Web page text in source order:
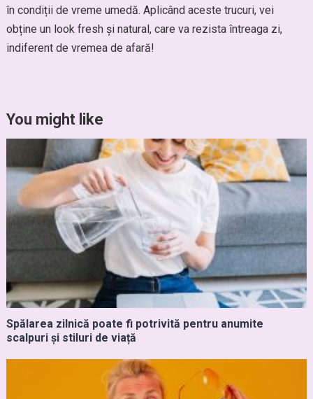
în condiții de vreme umedă. Aplicând aceste trucuri, vei
obține un look fresh și natural, care va rezista întreaga zi,
indiferent de vremea de afară!
You might like
Spălarea zilnică poate fi potrivită pentru anumite
scalpuri și stiluri de viață